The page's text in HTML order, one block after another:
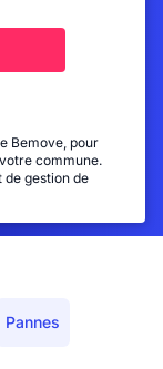
Bemove, pour
commune.
de gestion de
Pannes